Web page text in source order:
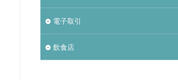
電子取引
飲食店